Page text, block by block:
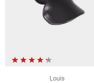
Louis